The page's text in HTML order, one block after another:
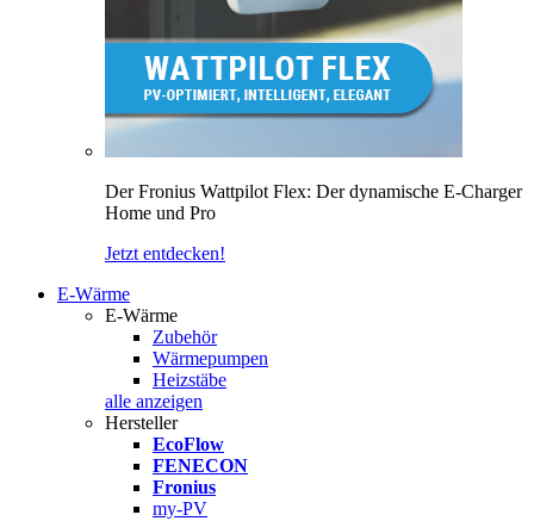
Der Fronius Wattpilot Flex: Der dynamische E-Charger
Home und Pro
Jetzt entdecken!
E-Wärme
E-Wärme
Zubehör
Wärmepumpen
Heizstäbe
alle anzeigen
Hersteller
EcoFlow
FENECON
Fronius
my-PV